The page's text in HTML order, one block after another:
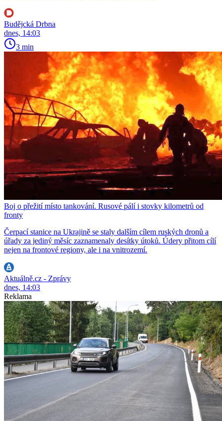
Budějcká Drbna
dnes, 14:03
3 min
Boj o přežití místo tankování. Rusové pálí i stovky kilometrů od
fronty
Čerpací stanice na Ukrajině se staly dalším cílem ruských dronů a
úřady za jediný měsíc zaznamenaly desítky útoků. Údery přitom cílí
nejen na frontové regiony, ale i na vnitrozemí.
Aktuálně.cz - Zprávy
dnes, 14:03
Reklama